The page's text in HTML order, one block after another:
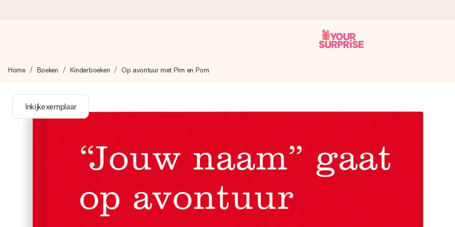
We maken jouw cadeau met zorg en zorgen dat het razendsnel onderweg is - zodat jij kunt geven op precies het juiste moment,
4,8 (gebaseerd op +8.000 reviews)
Je maakt in een paar stappen iets unieks – met haar naam, jullie foto of een boodschap die raakt. Zonder gedoe, maar met alle
Home Boeken Kinderboeken Op avontuur met Pim en Pom
Inkijkexemplaar